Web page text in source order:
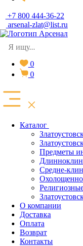
+7 800 444-36-22
arsenal-zlat@list.ru
0
0
Каталог
Предметы
Средне-
О компании
Доставка
Оплата
Возврат
Контакты